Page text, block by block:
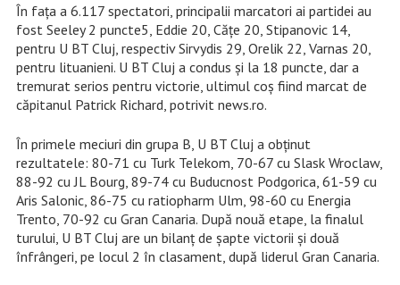
În faţa a 6.117 spectatori, principalii marcatori ai partidei au
fost Seeley 2 puncte5, Eddie 20, Căţe 20, Stipanovic 14,
pentru U BT Cluj, respectiv Sirvydis 29, Orelik 22, Varnas 20,
pentru lituanieni. U BT Cluj a condus şi la 18 puncte, dar a
tremurat serios pentru victorie, ultimul coş fiind marcat de
căpitanul Patrick Richard, potrivit news.ro.
În primele meciuri din grupa B, U BT Cluj a obţinut
rezultatele: 80-71 cu Turk Telekom, 70-67 cu Slask Wroclaw,
88-92 cu JL Bourg, 89-74 cu Buducnost Podgorica, 61-59 cu
Aris Salonic, 86-75 cu ratiopharm Ulm, 98-60 cu Energia
Trento, 70-92 cu Gran Canaria. După nouă etape, la finalul
turului, U BT Cluj are un bilanţ de şapte victorii şi două
înfrângeri, pe locul 2 în clasament, după liderul Gran Canaria.